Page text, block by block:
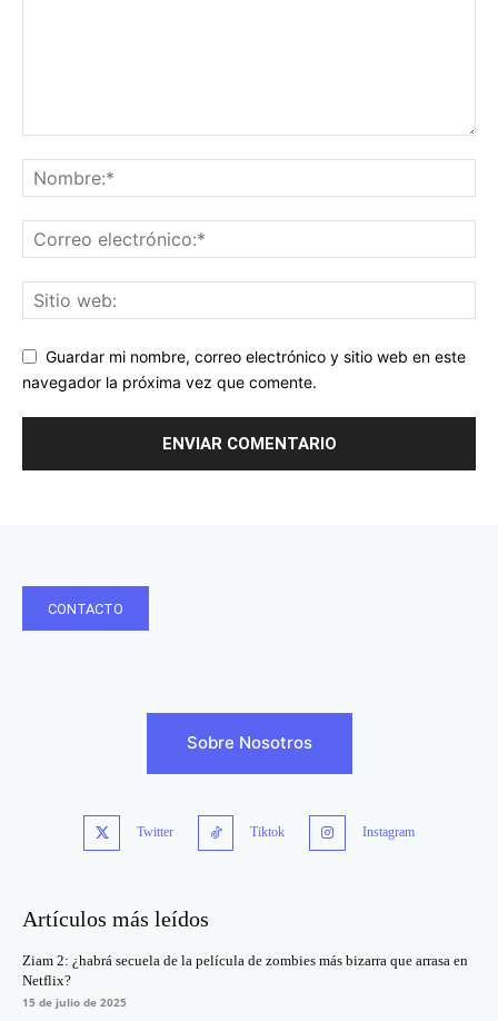
Guardar mi nombre, correo electrónico y sitio web en este
navegador la próxima vez que comente.
CONTACTO
Sobre Nosotros
Twitter Tiktok Instagram
Artículos más leídos
Ziam 2: ¿habrá secuela de la película de zombies más bizarra que arrasa en
Netflix?
15 de julio de 2025